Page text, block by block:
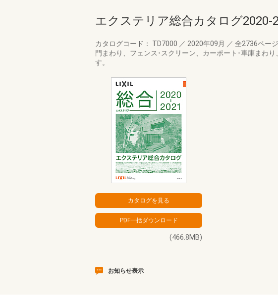
エクステリア総合カタログ2020-
カタログコード： TD7000 ／ 2020年09月 ／ 全2736ページ
門まわり、フェンス･スクリーン、カーポート･車庫まわ
す。
(466.8MB)
お知らせ表示